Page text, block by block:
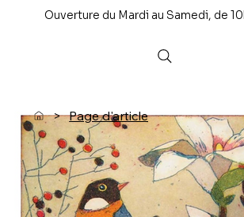
Ouverture du Mardi au Samedi, de
> Page d'article